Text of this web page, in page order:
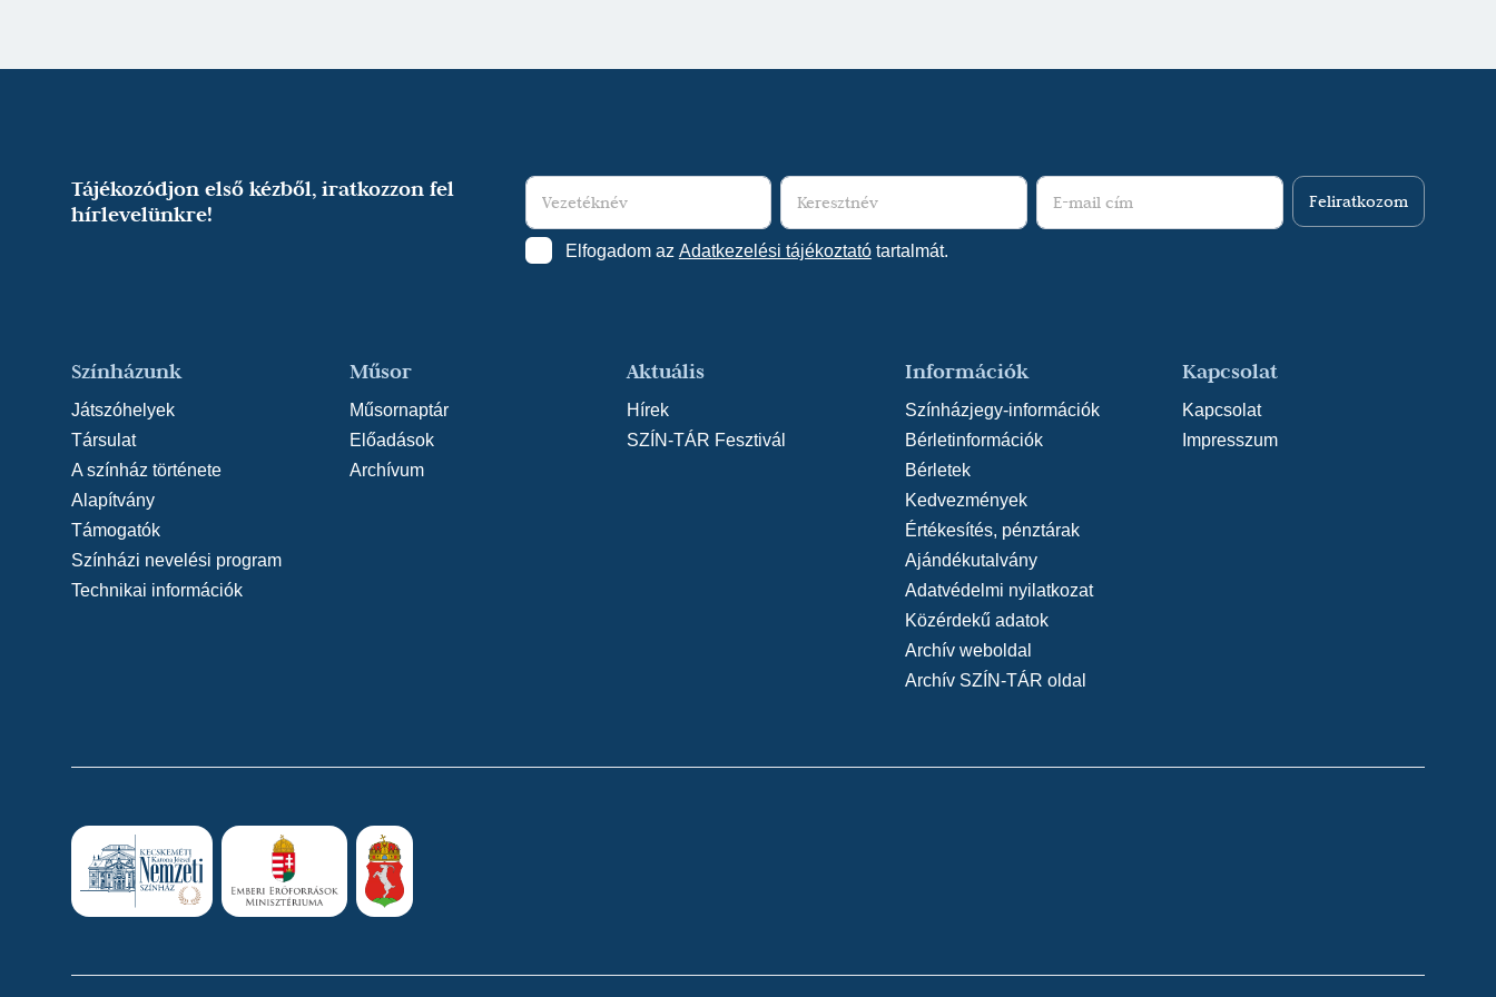
Péter)
Kálmán Imre - Leo Stein: Csárdáskirálynő (2017/2018) - Énekkar -
Nagyszínház(rendező: Béres Attila)
Gimesi Dóra: Hessmese (2017/2018) - Súgó - Nagyszínház
Németh Virág - Donizetti: A manóvizsga (2016/2017) - Súgó -
Nagyszínház(rendező: Cseke Péter)
Szirmai Albert - Bakonyi Károly - Gábor Andor: Mágnás Miska
(2016/2017) - Szereplő - Nagyszínház
Kacsóh Pongrác - Bakonyi Károly - Heltai Jenő: János vitéz
(2016/2017) - Súgó - Kelemen László Kamaraszínház
Szente Vajk)
Cseke Péter - Kocsis L. Mihály: Újvilág Passió (2015/2016) -
Veronika - Nagyszínház(rendező: Cseke Péter)
Robert Harling: Acélmagnóliák (2015/2016) - Súgó - Ruszt József
Stúdiószínház(rendező: Cseke Péter)
Örkény István: Tóték (2015/2016) - Súgó - Kelemen László
Tájékozódjon első kézből, iratkozzon fel
hírlevelünkre!
Elfogadom az Adatkezelési tájékoztató tartalmát.
Feliratkozom
Színházunk
Játszóhelyek
Társulat
A színház története
Alapítvány
Támogatók
Színházi nevelési program
Technikai információk
Műsor
Műsornaptár
Előadások
Archívum
Aktuális
Hírek
SZÍN-TÁR Fesztivál
Információk
Színházjegy-információk
Bérletinformációk
Bérletek
Kedvezmények
Értékesítés, pénztárak
Ajándékutalvány
Adatvédelmi nyilatkozat
Közérdekű adatok
Archív weboldal
Archív SZÍN-TÁR oldal
Kapcsolat
Kapcsolat
Impresszum